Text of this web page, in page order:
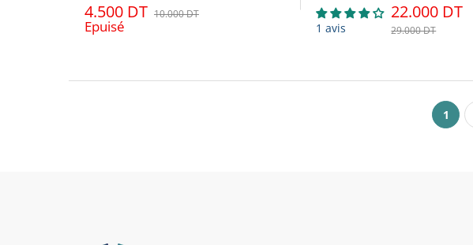
4.500 DT 10.000 DT
Epuisé 1 avis
22.000 DT
29.000 DT
1